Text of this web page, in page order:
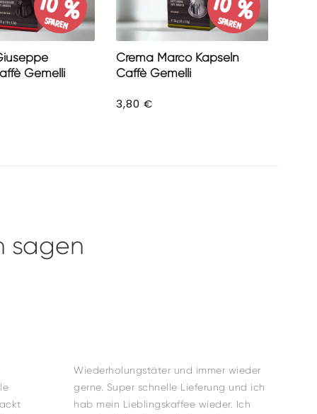
sparen
Gemelli
sparen
Crema Marco Kapseln
Caffè Gemelli
3,80 €
sagen
Wiederholungstäter und immer wieder
gerne. Super schnelle Lieferung und ich
hab mein Lieblingskaffee wieder. Ich